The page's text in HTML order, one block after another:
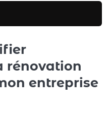
rénovation
entreprise